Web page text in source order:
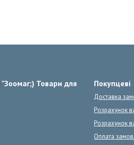
Товари для
Покупцеві
Доставка
Розрахунок
Розрахунок
Оплата